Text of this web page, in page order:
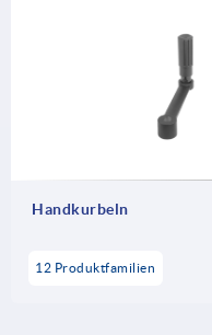
Handkurbeln
12 Produktfamilien